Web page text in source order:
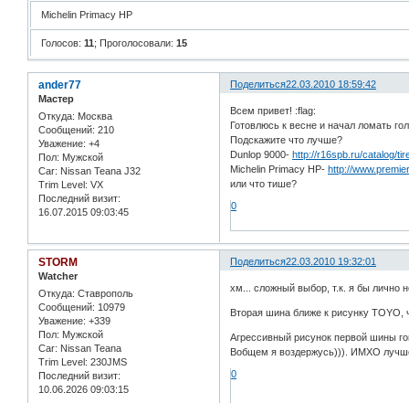
Michelin Primacy HP
Голосов: 11; Проголосовали: 15
Поделиться22.03.2010 18:59:42
ander77
Мастер
Откуда: Москва
Сообщений: 210
Уважение: +4
Пол: Мужской
Car: Nissan Teana J32
Trim Level: VX
Последний визит:
16.07.2015 09:03:45
Всем привет! :flag:
Готовлюсь к весне и начал ломать
Подскажите что лучше?
Dunlop 9000-http://r16spb.ru/catalog/
Michelin Primacy HP-http://
или что тише?
0
Поделиться22.03.2010 19:32:01
STORM
Watcher
Откуда: Ставрополь
Сообщений: 10979
Уважение: +339
Пол: Мужской
Car: Nissan Teana
Trim Level: 230JMS
Последний визит:
10.06.2026 09:03:15
хм... сложный выбор, т.к. я бы лично
Вторая шина ближе к рисунку
Агрессивный рисунок первой шины
Вобщем я воздержусь))). ИМХО
0